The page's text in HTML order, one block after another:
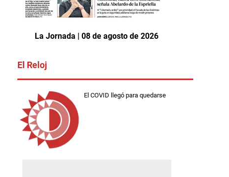
La Jornada | 08 de agosto de 2026
El Reloj
El COVID llegó para quedarse